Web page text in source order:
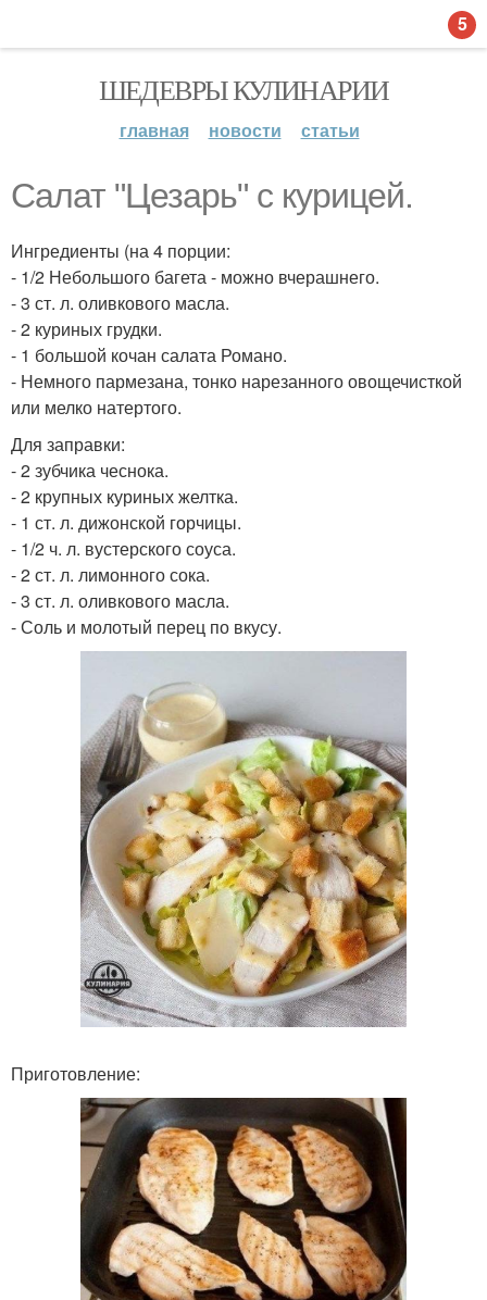
ШЕДЕВРЫ КУЛИНАРИИ
главная новости статьи
Салат "Цезарь" с курицей.
Ингредиенты (на 4 порции:
- 1/2 Небольшого багета - можно вчерашнего.
- 3 ст. л. оливкового масла.
- 2 куриных грудки.
- 1 большой кочан салата Романо.
- Немного пармезана, тонко нарезанного овощечисткой
или мелко натертого.
Для заправки:
- 2 зубчика чеснока.
- 2 крупных куриных желтка.
- 1 ст. л. дижонской горчицы.
- 1/2 ч. л. вустерского соуса.
- 2 ст. л. лимонного сока.
- 3 ст. л. оливкового масла.
- Соль и молотый перец по вкусу.
Приготовление:
5